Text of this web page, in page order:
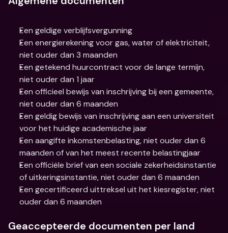
Een geldige verblijfsvergunning
Een energierekening voor gas, water of elektriciteit,
niet ouder dan 3 maanden
Een getekend huurcontract voor de lange termijn,
niet ouder dan 1 jaar
Een officieel bewijs van inschrijving bij een gemeente,
niet ouder dan 6 maanden
Een geldig bewijs van inschrijving aan een universiteit
voor het huidige academische jaar
Een aangifte inkomstenbelasting, niet ouder dan 6
maanden of van het meest recente belastingjaar
Een officiële brief van een sociale zekerheidsinstantie
of uitkeringsinstantie, niet ouder dan 6 maanden
Een gecertificeerd uittreksel uit het kiesregister, niet
ouder dan 6 maanden
Geaccepteerde documenten per land